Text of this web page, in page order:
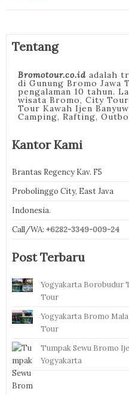
Tentang
Bromotour.co.idadalah
di Gunung Bromo Jawa
pengalaman 10 tahun.
wisata Bromo, City Tour
Tour Kawah Ijen
Camping, Rafting,
Kantor Kami
Brantas Regency Kav. F5
Probolinggo City, East Java
Indonesia.
Call/WA: +6282-3349-009-24
Post Terbaru
Yogyakarta Borobudur
Tour
Yogyakarta Bromo
Tour
Tumpak Sewu Bromo
Yogyakarta